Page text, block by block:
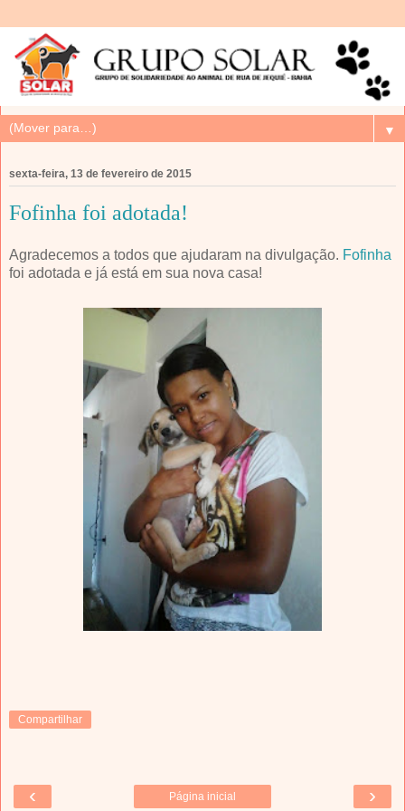
▼
sexta-feira, 13 de fevereiro de 2015
Fofinha foi adotada!
Agradecemos a todos que ajudaram na divulgação. Fofinha
foi adotada e já está em sua nova casa!
Compartilhar
‹ ›
Página inicial